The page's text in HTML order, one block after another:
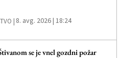
| 8. avg. 2026 | 18:24
se je vnel gozdni požar